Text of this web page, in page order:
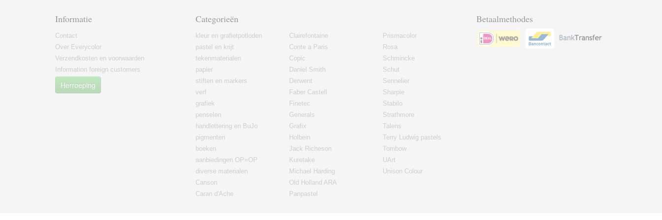
Informatie
Contact
Over Everycolor
Verzendkosten en voorwaarden
Information foreign customers
Herroeping
Categorieën
kleur en grafietpotloden
pastel en krijt
tekenmaterialen
papier
stiften en markers
verf
grafiek
penselen
handlettering en BuJo
pigmenten
boeken
aanbiedingen OP=OP
diverse materialen
Canson
Caran d'Ache
Clairefontaine
Conte a Paris
Copic
Daniel Smith
Derwent
Faber Castell
Finetec
Generals
Grafix
Holbein
Jack Richeson
Kuretake
Michael Harding
Old Holland ARA
Panpastel
Prismacolor
Rosa
Schmincke
Schut
Sennelier
Sharpie
Stabilo
Strathmore
Talens
Terry Ludwig pastels
Tombow
UArt
Unison Colour
Betaalmethodes